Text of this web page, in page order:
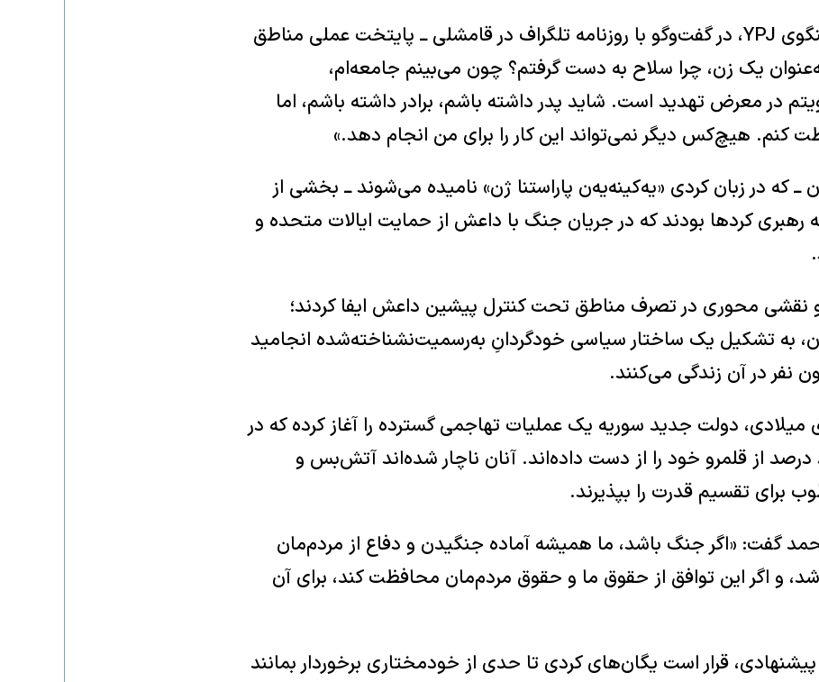
روکسِن محمد، سخنگوی YPJ، در گفت‌وگو با روزنامه تلگراف در قامشلی ــ پایتخت عملی مناطق
یک زن، چرا سلاح به دست گرفتم؟ چون می‌بینم جامعه‌ام،
در معرض تهدید است. شاید پدر داشته باشم، برادر داشته باشم، اما
کنم. هیچ‌کس دیگر نمی‌تواند این کار را برای من انجام دهد.»
که در زبان کردی «یەکینەیەن پاراستنا ژن» نامیده می‌شوند ــ بخشی از
رهبری کردها بودند که در جریان جنگ با داعش از حمایت ایالات متحده و
نقشی محوری در تصرف مناطق تحت کنترل پیشین داعش ایفا کردند؛
به تشکیل یک ساختار سیاسی خودگردانِ به‌رسمیت‌نشناخته‌شده انجامید
نفر در آن زندگی می‌کنند.
میلادی، دولت جدید سوریه یک عملیات تهاجمی گسترده را آغاز کرده که در
نتیجه آن، کردها ۸۰ درصد از قلمرو خود را از دست داده‌اند. آنان ناچار شده‌اند آتش‌بس و
برای تقسیم قدرت را بپذیرند.
گفت: «اگر جنگ باشد، ما همیشه آماده جنگیدن و دفاع از مردم‌مان
و اگر این توافق از حقوق ما و حقوق مردم‌مان محافظت کند، برای آن
قرار است یگان‌های کردی تا حدی از خودمختاری برخوردار بمانند